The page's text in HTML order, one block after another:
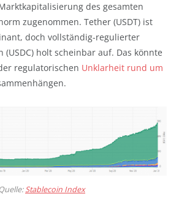
des gesamten
zugenommen. Tether (USDT) ist
doch vollständig-regulierter
(USDC) holt scheinbar auf. Das könnte
regulatorischen Unklarheit rund um
Stablecoin Index